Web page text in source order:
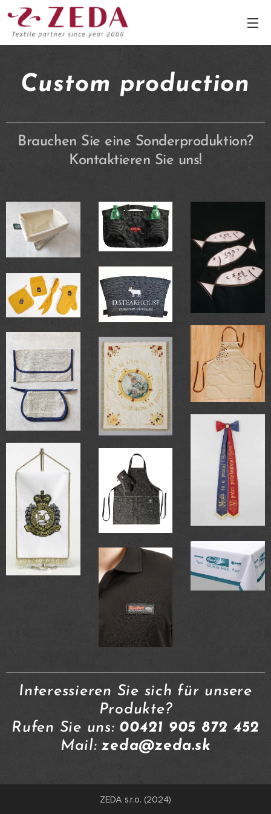
Custom production
Brauchen Sie eine Sonderproduktion?
Kontaktieren Sie uns!
Interessieren Sie sich für unsere
Produkte?
Rufen Sie uns: 00421 905 872 452
Mail:zeda@zeda.sk
ZEDA s.r.o. (2024)